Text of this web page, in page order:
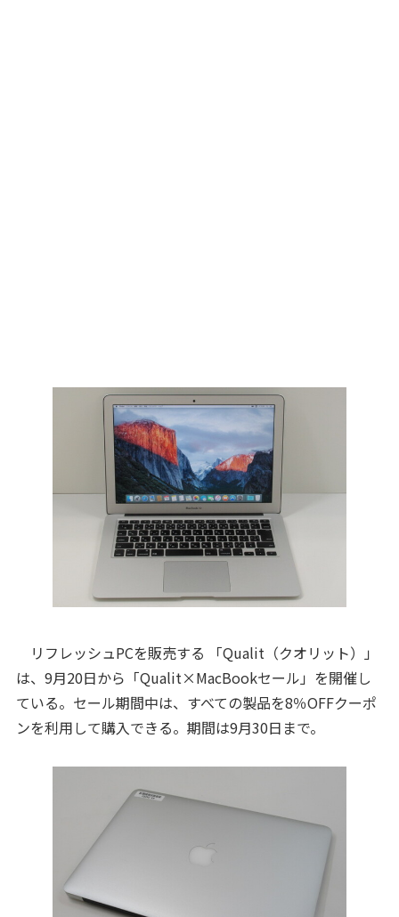
リフレッシュPCを販売する 「Qualit（クオリット）」
は、9月20日から「Qualit×MacBookセール」を開催し
ている。セール期間中は、すべての製品を8％OFFクーポ
ンを利用して購入できる。期間は9月30日まで。